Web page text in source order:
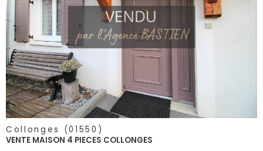
voir le
bien
Collonges (01550)
VENTE MAISON 4 PIECES COLLONGES